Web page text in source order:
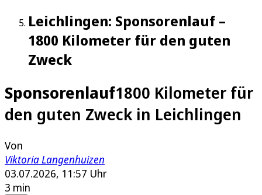
Leichlingen: Sponsorenlauf –
1800 Kilometer für den guten
Zweck
Sponsorenlauf1800 Kilometer für
den guten Zweck in Leichlingen
Von
Viktoria Langenhuizen
03.07.2026, 11:57 Uhr
3 min